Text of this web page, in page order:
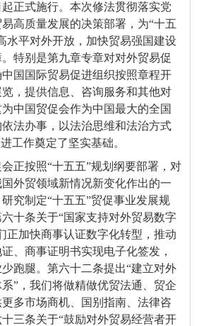
正式施行。本次修法贯彻落实党
高质量发展的决策部署，为“十五
水平对外开放，加快贸易强国建设
特别是第九章专章对对外贸易促
国国际贸易促进组织按照章程开
，提供信息、咨询服务和其他对
中国贸促会作为中国最大的全国
法办事，以法治思维和法治方式
工作奠定了坚实基础。
正按照“十五五”规划纲要部署，对
外贸领域新情况新变化作出的一
究制定“十五五”贸促事业发展规
十条关于“国家支持对外贸易数字
正加快商事认证数字化转型，推动
、商事证明书实现电子化签发，
跑腿。第六十二条提出“建立对外
”，我们将做精做优贸法通、贸企
多市场商机、国别指南、法律咨
三条关于“鼓励对外贸易经营者开